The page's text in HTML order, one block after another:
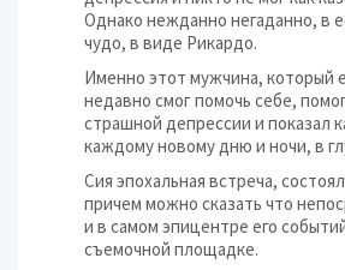
Однако нежданно негаданно, в
чудо, в виде Рикардо.
Именно этот мужчина, который
недавно смог помочь себе,
страшной депрессии и показал
каждому новому дню и ночи, в
Сия эпохальная встреча,
причем можно сказать что
и в самом эпицентре его
съемочной площадке.